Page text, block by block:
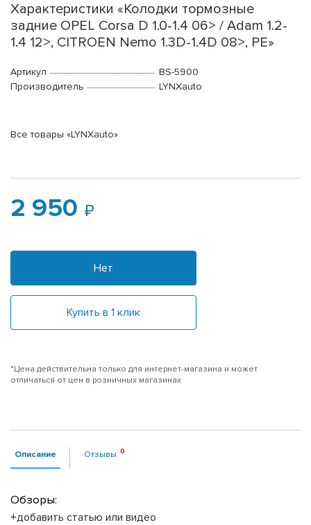
Характеристики «Колодки тормозные
задние OPEL Corsa D 1.0-1.4 06> / Adam 1.2-
1.4 12>, CITROEN Nemo 1.3D-1.4D 08>, PE»
Артикул
BS-5900
Производитель
LYNXauto
Все товары «LYNXauto»
2 950
Нет
Купить в 1 клик
*Цена действительна только для интернет-магазина и может
отличаться от цен в розничных магазинах
Описание Отзывы
Обзоры:
+добавить статью или видео